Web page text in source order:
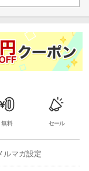
無料 セール
ルマガ設定